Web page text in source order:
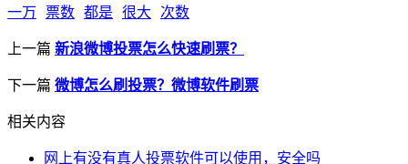
一万 票数 都是 很大 次数
上一篇 新浪微博投票怎么快速刷票？
下一篇 微博怎么刷投票？微博软件刷票
相关内容
网上有没有真人投票软件可以使用，安全吗